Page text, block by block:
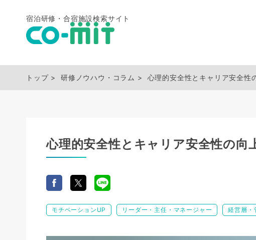
宿泊研修・合宿施設検索サイト
トップ 研修ノウハウ・コラム 心理的安全性とキャリア安全性
心理的安全性とキャリア安全性の向
モチベーションUP リーダー・主任・マネージャー 経営層・